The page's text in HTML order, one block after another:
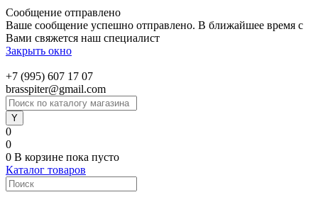
Сообщение отправлено
Ваше сообщение успешно отправлено. В ближайшее время с
Вами свяжется наш специалист
Закрыть окно
+7 (995) 607 17 07
brasspiter@gmail.com
0
0
0 В корзине пока пусто
Каталог товаров